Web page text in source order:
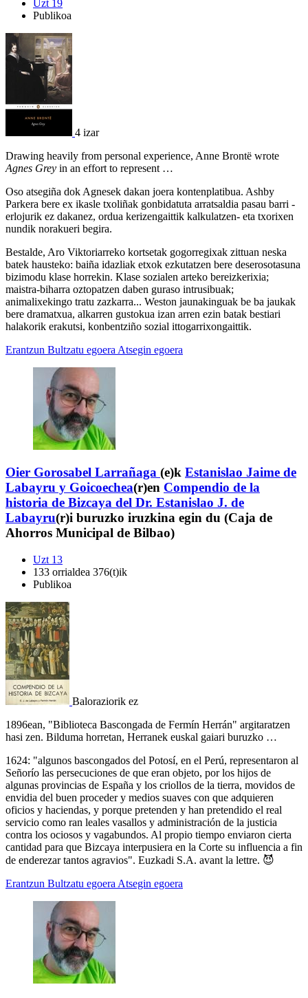
Uzt 19
Publikoa
4 izar
Drawing heavily from personal experience, Anne Brontë wrote
Agnes Grey in an effort to represent …
Oso atsegiña dok Agnesek dakan joera kontenplatibua. Ashby
Parkera bere ex ikasle txoliñak gonbidatuta arratsaldia pasau barri -
erlojurik ez dakanez, ordua kerizengaittik kalkulatzen- eta txorixen
nundik norakueri begira.
Bestalde, Aro Viktoriarreko kortsetak gogorregixak zittuan neska
batek hausteko: baiña idazliak etxok ezkutatzen bere deserosotasuna
bizimodu klase horrekin. Klase sozialen arteko bereizkerixia;
maistra-biharra oztopatzen daben guraso intrusibuak;
animalixekingo tratu zazkarra... Weston jaunakinguak be ba jaukak
bere dramatxua, alkarren gustokua izan arren ezin batak bestiari
halakorik erakutsi, konbentziño sozial ittogarrixongaittik.
Erantzun Bultzatu egoera Atsegin egoera
Oier Gorosabel Larrañaga (e)k Estanislao Jaime de
Labayru y Goicoechea(r)en Compendio de la
historia de Bizcaya del Dr. Estanislao J. de
Labayru(r)i buruzko iruzkina egin du (Caja de
Ahorros Municipal de Bilbao)
Uzt 13
133 orrialdea 376(t)ik
Publikoa
Baloraziorik ez
1896ean, "Biblioteca Bascongada de Fermín Herrán" argitaratzen
hasi zen. Bilduma horretan, Herranek euskal gaiari buruzko …
1624: "algunos bascongados del Potosí, en el Perú, representaron al
Señorío las persecuciones de que eran objeto, por los hijos de
algunas provincias de España y los criollos de la tierra, movidos de
envidia del buen proceder y medios suaves con que adquieren
oficios y haciendas, y porque pretenden y han pretendido el real
servicio como ran leales vasallos y administración de la justicia
contra los ociosos y vagabundos. Al propio tiempo enviaron cierta
cantidad para que Bizcaya interpusiera en la Corte su influencia a fin
de enderezar tantos agravios". Euzkadi S.A. avant la lettre. 😈
Erantzun Bultzatu egoera Atsegin egoera